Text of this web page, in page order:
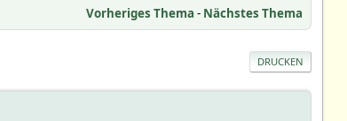
Vorheriges Thema - Nächstes Thema
DRUCKEN